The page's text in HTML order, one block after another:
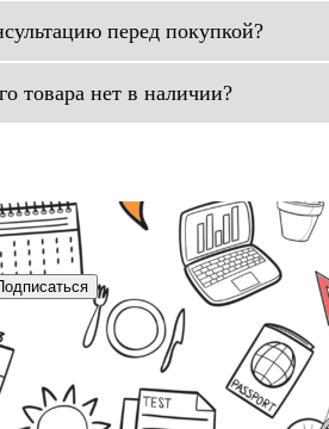
перед покупкой?
товара нет в наличии?